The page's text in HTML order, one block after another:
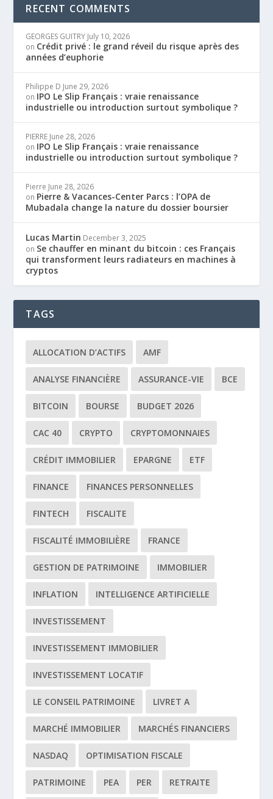
RECENT COMMENTS
GEORGES GUITRY July 10, 2026
on Crédit privé : le grand réveil du risque après des
années d’euphorie
Philippe D June 29, 2026
on IPO Le Slip Français : vraie renaissance
industrielle ou introduction surtout symbolique ?
PIERRE June 28, 2026
on IPO Le Slip Français : vraie renaissance
industrielle ou introduction surtout symbolique ?
Pierre June 28, 2026
on Pierre & Vacances-Center Parcs : l’OPA de
Mubadala change la nature du dossier boursier
Lucas Martin December 3, 2025
on Se chauffer en minant du bitcoin : ces Français
qui transforment leurs radiateurs en machines à
cryptos
TAGS
ALLOCATION D’ACTIFS AMF
ANALYSE FINANCIÈRE ASSURANCE-VIE BCE
BITCOIN BOURSE BUDGET 2026
CAC 40 CRYPTO CRYPTOMONNAIES
CRÉDIT IMMOBILIER EPARGNE ETF
FINANCE FINANCES PERSONNELLES
FINTECH FISCALITE
FISCALITÉ IMMOBILIÈRE FRANCE
GESTION DE PATRIMOINE IMMOBILIER
INFLATION INTELLIGENCE ARTIFICIELLE
INVESTISSEMENT
INVESTISSEMENT IMMOBILIER
INVESTISSEMENT LOCATIF
LE CONSEIL PATRIMOINE LIVRET A
MARCHÉ IMMOBILIER MARCHÉS FINANCIERS
NASDAQ OPTIMISATION FISCALE
PATRIMOINE PEA PER RETRAITE